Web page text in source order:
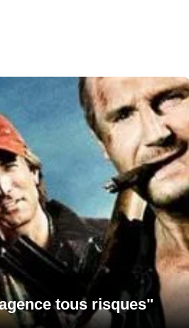
tous risques"